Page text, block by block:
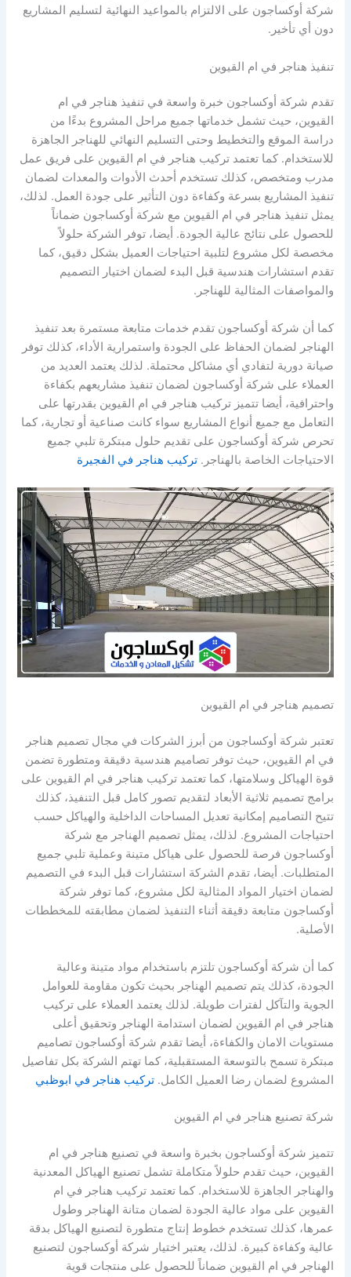
شركة أوكساجون على الالتزام بالمواعيد النهائية لتسليم المشاريع
دون أي تأخير.
تنفيذ هناجر في ام القيوين
تقدم شركة أوكساجون خبرة واسعة في تنفيذ هناجر في ام
القيوين، حيث تشمل خدماتها جميع مراحل المشروع بدءًا من
دراسة الموقع والتخطيط وحتى التسليم النهائي للهناجر الجاهزة
للاستخدام. كما تعتمد تركيب هناجر في ام القيوين على فريق عمل
مدرب ومتخصص، كذلك تستخدم أحدث الأدوات والمعدات لضمان
تنفيذ المشاريع بسرعة وكفاءة دون التأثير على جودة العمل. لذلك،
يمثل تنفيذ هناجر في ام القيوين مع شركة أوكساجون ضماناً
للحصول على نتائج عالية الجودة. أيضا، توفر الشركة حلولاً
مخصصة لكل مشروع لتلبية احتياجات العميل بشكل دقيق، كما
تقدم استشارات هندسية قبل البدء لضمان اختيار التصميم
والمواصفات المثالية للهناجر.
كما أن شركة أوكساجون تقدم خدمات متابعة مستمرة بعد تنفيذ
الهناجر لضمان الحفاظ على الجودة واستمرارية الأداء، كذلك توفر
صيانة دورية لتفادي أي مشاكل محتملة. لذلك يعتمد العديد من
العملاء على شركة أوكساجون لضمان تنفيذ مشاريعهم بكفاءة
واحترافية، أيضا تتميز تركيب هناجر في ام القيوين بقدرتها على
التعامل مع جميع أنواع المشاريع سواء كانت صناعية أو تجارية، كما
تحرص شركة أوكساجون على تقديم حلول مبتكرة تلبي جميع
الاحتياجات الخاصة بالهناجر.تركيب هناجر في الفجيرة
تصميم هناجر في ام القيوين
تعتبر شركة أوكساجون من أبرز الشركات في مجال تصميم هناجر
في ام القيوين، حيث توفر تصاميم هندسية دقيقة ومتطورة تضمن
قوة الهياكل وسلامتها، كما تعتمد تركيب هناجر في ام القيوين على
برامج تصميم ثلاثية الأبعاد لتقديم تصور كامل قبل التنفيذ، كذلك
تتيح التصاميم إمكانية تعديل المساحات الداخلية والهياكل حسب
احتياجات المشروع. لذلك، يمثل تصميم الهناجر مع شركة
أوكساجون فرصة للحصول على هياكل متينة وعملية تلبي جميع
المتطلبات. أيضا، تقدم الشركة استشارات قبل البدء في التصميم
لضمان اختيار المواد المثالية لكل مشروع، كما توفر شركة
أوكساجون متابعة دقيقة أثناء التنفيذ لضمان مطابقته للمخططات
الأصلية.
كما أن شركة أوكساجون تلتزم باستخدام مواد متينة وعالية
الجودة، كذلك يتم تصميم الهناجر بحيث تكون مقاومة للعوامل
الجوية والتآكل لفترات طويلة. لذلك يعتمد العملاء على تركيب
هناجر في ام القيوين لضمان استدامة الهناجر وتحقيق أعلى
مستويات الامان والكفاءة، أيضا تقدم شركة أوكساجون تصاميم
مبتكرة تسمح بالتوسعة المستقبلية، كما تهتم الشركة بكل تفاصيل
المشروع لضمان رضا العميل الكامل.تركيب هناجر في ابوظبي
شركة تصنيع هناجر في ام القيوين
تتميز شركة أوكساجون بخبرة واسعة في تصنيع هناجر في ام
القيوين، حيث تقدم حلولاً متكاملة تشمل تصنيع الهياكل المعدنية
والهناجر الجاهزة للاستخدام. كما تعتمد تركيب هناجر في ام
القيوين على مواد عالية الجودة لضمان متانة الهناجر وطول
عمرها، كذلك تستخدم خطوط إنتاج متطورة لتصنيع الهياكل بدقة
عالية وكفاءة كبيرة. لذلك، يعتبر اختيار شركة أوكساجون لتصنيع
الهناجر في ام القيوين ضماناً للحصول على منتجات قوية